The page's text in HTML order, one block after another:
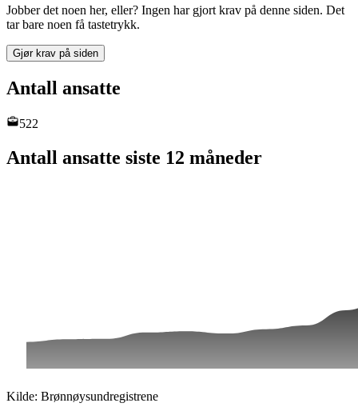
Jobber det noen her, eller? Ingen har gjort krav på denne siden. Det
tar bare noen få tastetrykk.
Gjør krav på siden
Antall ansatte
522
Antall ansatte siste 12 måneder
Kilde: Brønnøysundregistrene